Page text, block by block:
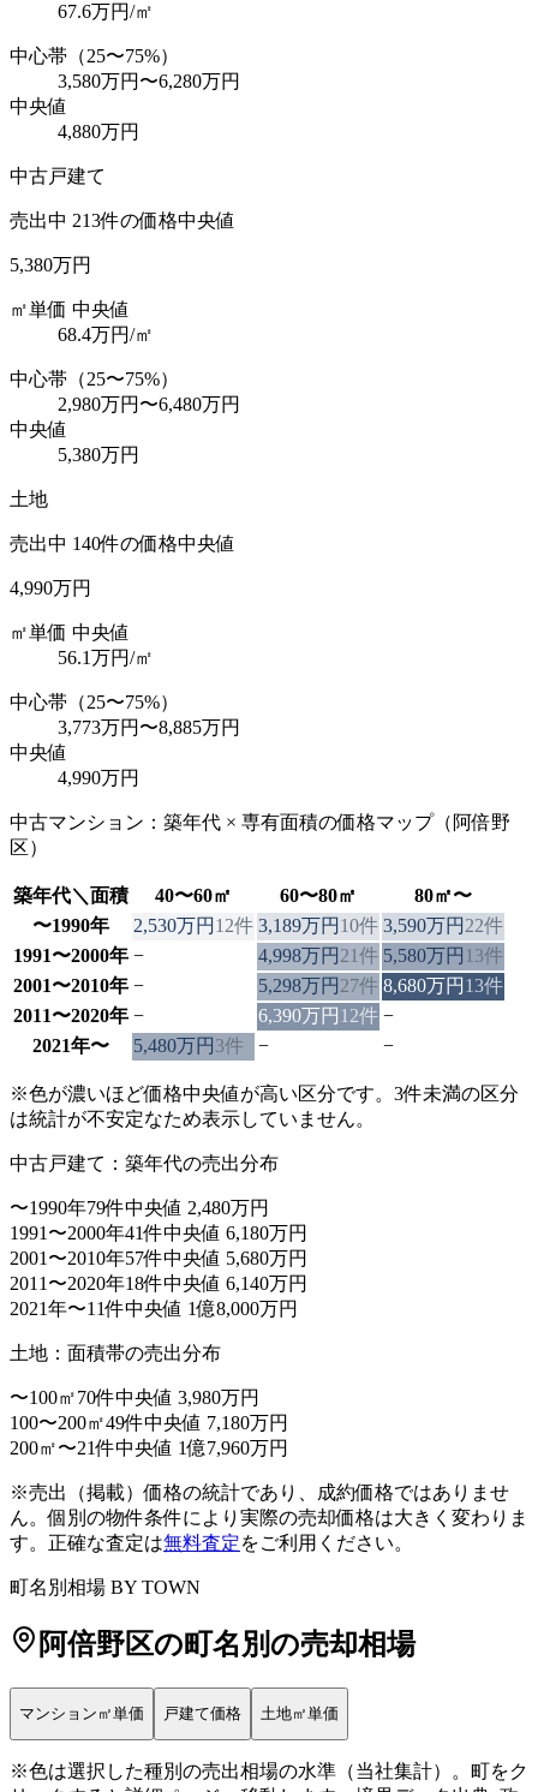
67.6万円/㎡
中心帯（25〜75%）
3,580万円 〜6,280万円
中央値
4,880万円
中古戸建て
売出中 213件の価格中央値
5,380万円
㎡単価 中央値
68.4万円/㎡
中心帯（25〜75%）
2,980万円 〜6,480万円
中央値
5,380万円
土地
売出中 140件の価格中央値
4,990万円
㎡単価 中央値
56.1万円/㎡
中心帯（25〜75%）
3,773万円 〜8,885万円
中央値
4,990万円
中古マンション：築年代 × 専有面積の価格マップ（ 阿倍野
区）
築年代＼面積 40〜60㎡ 60〜80㎡
80㎡〜
〜1990年
2,530万円 12件 3,189万円 10件 3,590万円 22件
1991〜2000年 − 4,998万円 21件 5,580万円 13件
2001〜2010年 − 5,298万円 27件 8,680万円 13件
2011〜2020年 − 6,390万円 12件 −
2021年〜
5,480万円 3件 − −
※色が濃いほど価格中央値が高い区分です。3件未満の区分
は統計が不安定なため表示していません。
中古戸建て：築年代の売出分布
〜1990年79件中央値 2,480万円
1991〜2000年41件中央値 6,180万円
2001〜2010年57件中央値 5,680万円
2011〜2020年18件中央値 6,140万円
2021年〜11件中央値 1億8,000万円
土地：面積帯の売出分布
〜100㎡70件中央値 3,980万円
100〜200㎡49件中央値 7,180万円
200㎡〜21件中央値 1億7,960万円
※売出（掲載）価格の統計であり、成約価格ではありませ
ん。個別の物件条件により実際の売却価格は大きく変わりま
す。正確な査定は無料査定をご利用ください。
町名別相場 BY TOWN
阿倍野区の町名別の売却相場
マンション㎡単価 戸建て価格 土地㎡単価
+
マンション㎡単価（赤=高い・青=安い）
65万〜80万
45万〜55万
データ少
※色は選択した種別の売出相場の水準（当社集計）。町をク